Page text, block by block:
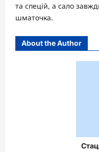
та спецій, а сало
шматочка.
About the Author